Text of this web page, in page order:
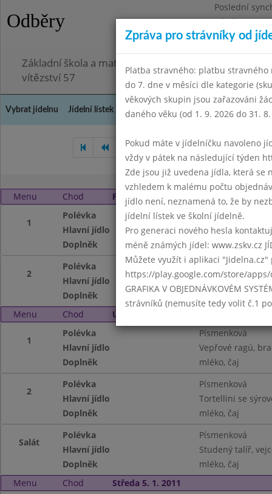
Odběry
Poslední
Pátek
Omezení
Základní škola a mateřská škola Chodov, Praha 4,
vítězství 57
Vybrat jídelnu Jídelní lístek Historie Kontakty a informace
Listopad 2010 Prosinec
Menu Chod Pondělí 3. 1. 2011
1
Polévka
Gulášová
Hlavní jídlo
Bavorské vdolky
Doplněk
ochucené mléko,
2
Polévka
Gulášová
Hlavní jídlo
Kuskusový nákyp
Doplněk
ochucené mléko,
Menu
Chod Úterý 4. 1. 2011
1
Polévka
Písmenková
Hlavní jídlo
Vepřové ragú,
Doplněk
mléko, čaj
2
Polévka
Písmenková
Hlavní jídlo
Tortellini se
Doplněk
mléko, čaj
Salát
Polévka
Písmenková
Hlavní jídlo
Studený talíř,
Doplněk
mléko, čaj
Menu
Chod Středa 5. 1. 2011
Zpráva pro strávníky od
Platba stravného: platbu stravného
do 7. dne v měsíci dle kategorie
věkových skupin jsou zařazováni
daného věku (od 1. 9. 2026 do 31.
Pokud máte v jídelníčku navoleno
vždy v pátek na následující týden
Zde jsou již uvedena jídla, která se
vzhledem k malému počtu
jídlo není, neznamená to, že by
jídelní lístek ve školní jídelně.
Pro generaci nového hesla
méně známých jídel: www.zskv.cz
Můžete využít i aplikaci
https://play.google.com/store/
GRAFIKA V OBJEDNÁVKOVÉM
strávníků (nemusíte tedy volit č.1